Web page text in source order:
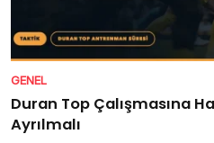
GENEL
Duran Top Çalışmasına
Ayrılmalı